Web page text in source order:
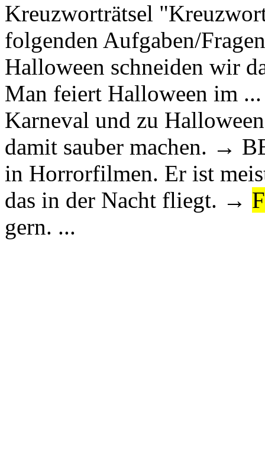
Kreuzworträtsel
folgenden Aufgaben/
Halloween schneiden wir
Man feiert Halloween im
Karneval und zu
damit sauber machen. →
in Horrorfilmen. Er ist
das in der Nacht fliegt. →
gern. ...